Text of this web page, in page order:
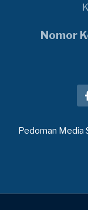
Nomor
Pedoman Media